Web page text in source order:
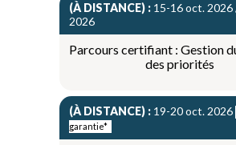
(À DISTANCE) : 15-16 oct. 2026
2026
Parcours certifiant : Gestion
des priorités
(À DISTANCE) : 19-20 oct. 2026
garantie*